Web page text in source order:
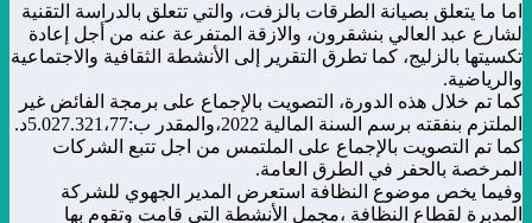
اما ما يتعلق بصيانة الطرقات بالزفت، والتي تتعلق بالدراسة التقنية
لشارع عبد العالي بنشقرون، والازقة المتفرعة عنه من أجل إعادة
تكسيتها بالزليج، كما تطرق التقرير إلى الأنشطة الثقافية والاجتماعية
والرياضية.
كما تم خلال هذه الدورة، التصويت بالإجماع على برمجة الفائض غير
الملتزم بنفقته برسم السنة المالية 2022،والمقدر ب:5.027.321،77د.
كما تم التصويت بالإجماع على الملتمس من اجل تتبع الشركات
المرخصة بالحفر في الطرق العامة.
وفيما يخص موضوع النظافة استعرض المدير الجهوي للشركة
المدبرة لقطاع النظافة ،مجمل الأنشطة التي قامت وتقوم بها